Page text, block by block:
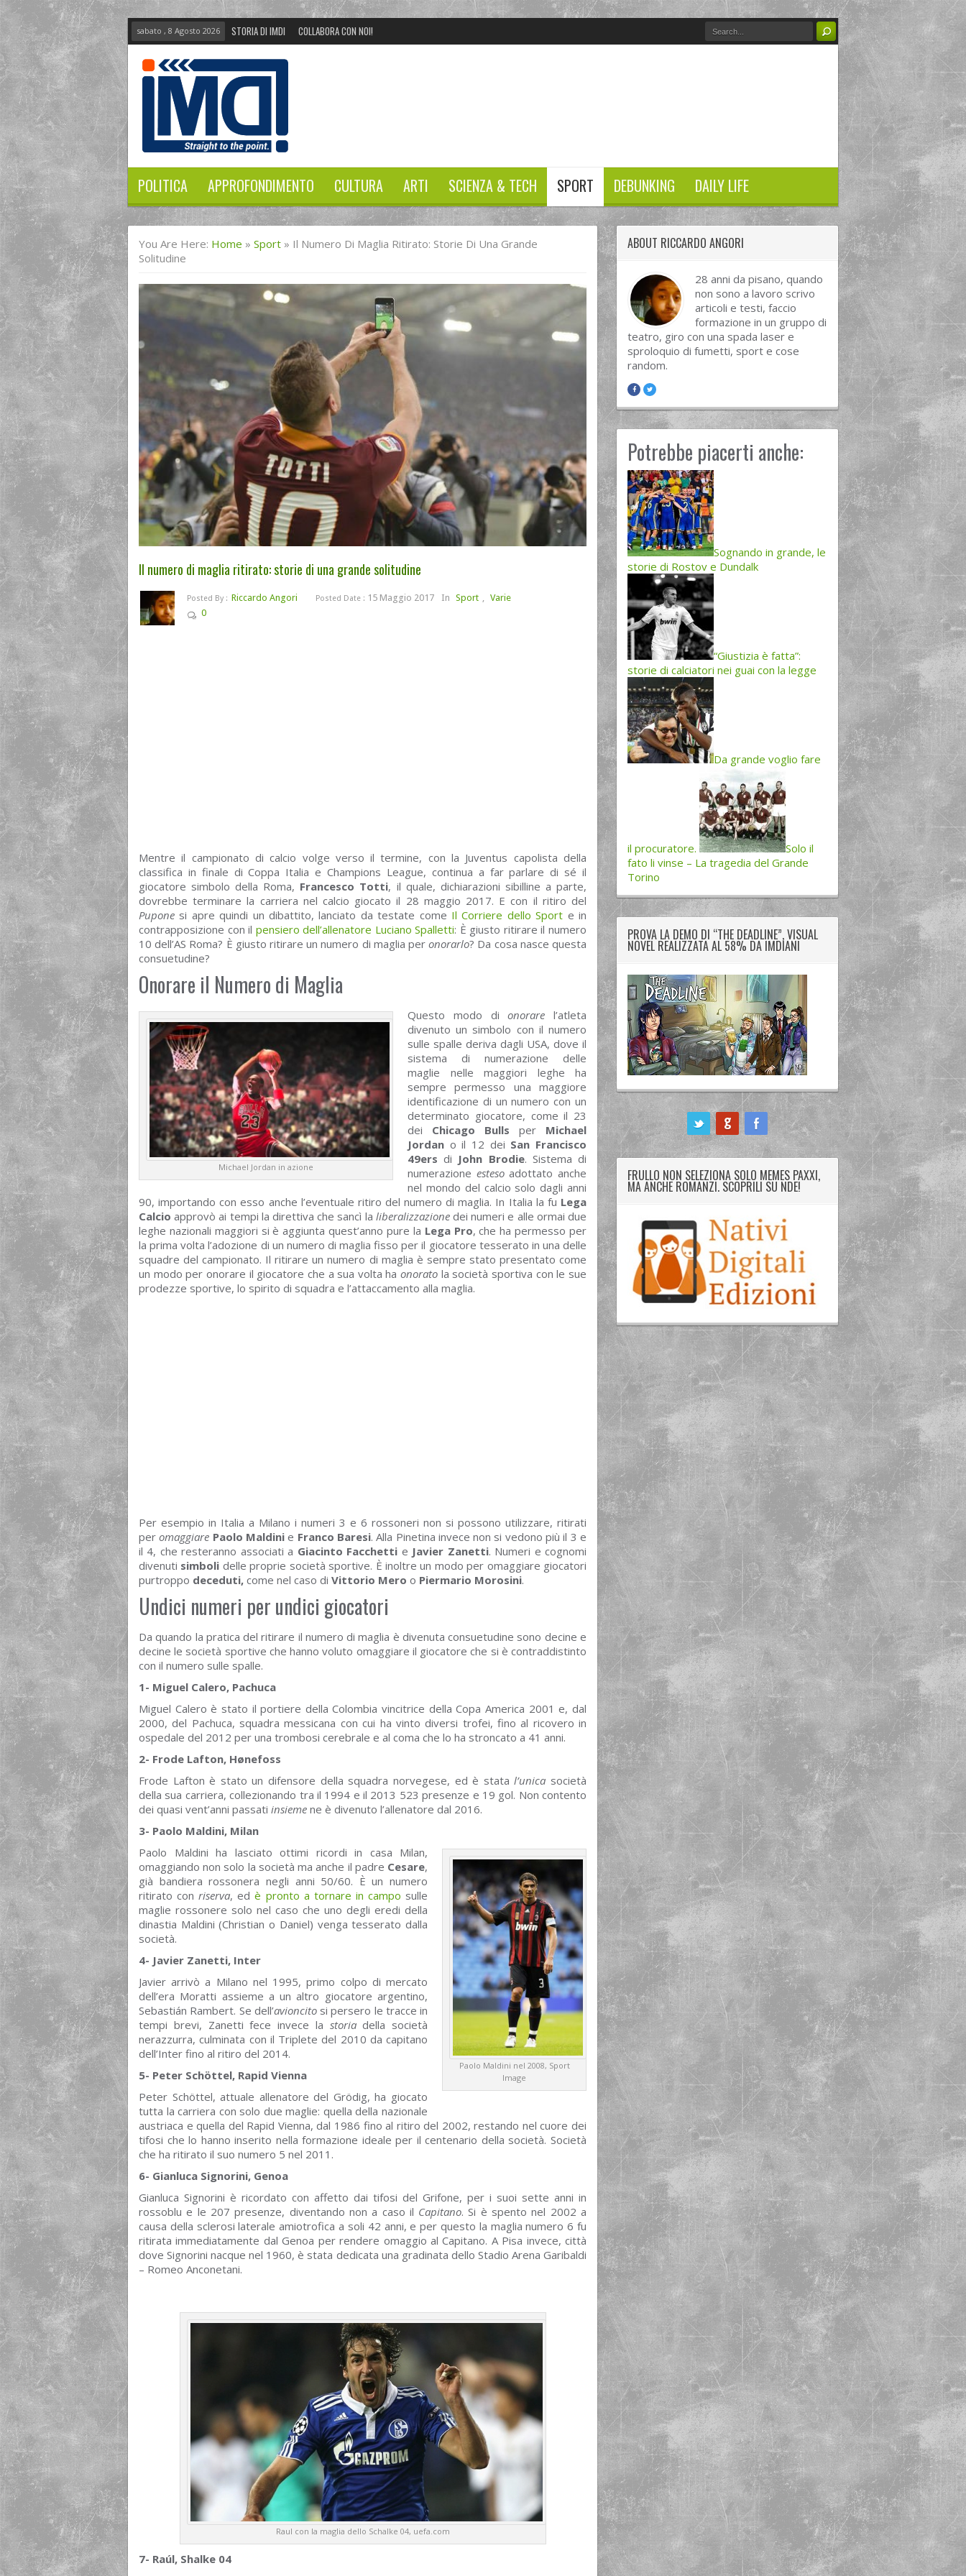
sabato , 8 Agosto 2026 STORIA DI IMDI COLLABORA CON NOI!
POLITICA APPROFONDIMENTO CULTURA ARTI SCIENZA & TECH SPORT DEBUNKING DAILY LIFE
You Are Here: Home » Sport » Il Numero Di Maglia Ritirato: Storie Di Una Grande
Solitudine
Il numero di maglia ritirato: storie di una grande solitudine
Posted By : Riccardo Angori Posted Date : 15 Maggio 2017 In Sport , Varie
0
Mentre il campionato di calcio volge verso il termine, con la Juventus capolista della
classifica in finale di Coppa Italia e Champions League, continua a far parlare di sé il
giocatore simbolo della Roma, Francesco Totti, il quale, dichiarazioni sibilline a parte,
dovrebbe terminare la carriera nel calcio giocato il 28 maggio 2017. E con il ritiro del
Pupone si apre quindi un dibattito, lanciato da testate come Il Corriere dello Sport e in
contrapposizione con il pensiero dell’allenatore Luciano Spalletti: È giusto ritirare il numero
10 dell’AS Roma? È giusto ritirare un numero di maglia peronorarlo? Da cosa nasce questa
consuetudine?
Onorare il Numero di Maglia
Michael Jordan in azione
Questo modo dionorare l’atleta
divenuto un simbolo con il numero
sulle spalle deriva dagli USA, dove il
sistema di numerazione delle
maglie nelle maggiori leghe ha
sempre permesso una maggiore
identificazione di un numero con un
determinato giocatore, come il 23
dei Chicago Bulls per Michael
Jordan o il 12 dei San Francisco
49ers di John Brodie. Sistema di
numerazione estesoadottato anche
nel mondo del calcio solo dagli anni
90, importando con esso anche l’eventuale ritiro del numero di maglia. In Italia la fu Lega
Calcio approvò ai tempi la direttiva che sancì la liberalizzazionedei numeri e alle ormai due
leghe nazionali maggiori si è aggiunta quest’anno pure la Lega Pro, che ha permesso per
la prima volta l’adozione di un numero di maglia fisso per il giocatore tesserato in una delle
squadre del campionato. Il ritirare un numero di maglia è sempre stato presentato come
un modo per onorare il giocatore che a sua volta haonorato la società sportiva con le sue
prodezze sportive, lo spirito di squadra e l’attaccamento alla maglia.
Per esempio in Italia a Milano i numeri 3 e 6 rossoneri non si possono utilizzare, ritirati
peromaggiare Paolo Maldinie Franco Baresi. Alla Pinetina invece non si vedono più il 3 e
il 4, che resteranno associati a Giacinto Facchetti e Javier Zanetti. Numeri e cognomi
divenuti simboli delle proprie società sportive. È inoltre un modo per omaggiare giocatori
purtroppo deceduti, come nel caso di Vittorio Mero o Piermario Morosini.
Undici numeri per undici giocatori
Da quando la pratica del ritirare il numero di maglia è divenuta consuetudine sono decine e
decine le società sportive che hanno voluto omaggiare il giocatore che si è contraddistinto
con il numero sulle spalle.
1- Miguel Calero, Pachuca
Miguel Calero è stato il portiere della Colombia vincitrice della Copa America 2001 e, dal
2000, del Pachuca, squadra messicana con cui ha vinto diversi trofei, fino al ricovero in
ospedale del 2012 per una trombosi cerebrale e al coma che lo ha stroncato a 41 anni.
2- Frode Lafton, Hønefoss
Frode Lafton è stato un difensore della squadra norvegese, ed è statal’unica società
della sua carriera, collezionando tra il 1994 e il 2013 523 presenze e 19 gol. Non contento
dei quasi vent’anni passati insieme ne è divenuto l’allenatore dal 2016.
3- Paolo Maldini, Milan
Paolo Maldini nel 2008, Sport
Image
Paolo Maldini ha lasciato ottimi ricordi in casa Milan,
omaggiando non solo la società ma anche il padre Cesare,
già bandiera rossonera negli anni 50/60. È un numero
ritirato conriserva, edè pronto a tornare in campo sulle
maglie rossonere solo nel caso che uno degli eredi della
dinastia Maldini (Christian o Daniel) venga tesserato dalla
società.
4- Javier Zanetti, Inter
Javier arrivò a Milano nel 1995, primo colpo di mercato
dell’era Moratti assieme a un altro giocatore argentino,
Sebastián Rambert. Se dell’avioncito si persero le tracce in
tempi brevi, Zanetti fece invece la storiadella società
nerazzurra, culminata con il Triplete del 2010 da capitano
dell’Inter fino al ritiro del 2014.
5- Peter Schöttel, Rapid Vienna
Peter Schöttel, attuale allenatore del Grödig, ha giocato
tutta la carriera con solo due maglie: quella della nazionale
austriaca e quella del Rapid Vienna, dal 1986 fino al ritiro del 2002, restando nel cuore dei
tifosi che lo hanno inserito nella formazione ideale per il centenario della società. Società
che ha ritirato il suo numero 5 nel 2011.
6- Gianluca Signorini, Genoa
Gianluca Signorini è ricordato con affetto dai tifosi del Grifone, per i suoi sette anni in
rossoblu e le 207 presenze, diventando non a caso il Capitano. Si è spento nel 2002 a
causa della sclerosi laterale amiotrofica a soli 42 anni, e per questo la maglia numero 6 fu
ritirata immediatamente dal Genoa per rendere omaggio al Capitano. A Pisa invece, città
dove Signorini nacque nel 1960, è stata dedicata una gradinata dello Stadio Arena Garibaldi
– Romeo Anconetani.
Raul con la maglia dello Schalke 04, uefa.com
7- Raúl, Shalke 04
ABOUT RICCARDO ANGORI
28 anni da pisano, quando
non sono a lavoro scrivo
articoli e testi, faccio
formazione in un gruppo di
teatro, giro con una spada laser e
sproloquio di fumetti, sport e cose
random.
Potrebbe piacerti anche:
Sognando in grande, le
storie di Rostov e Dundalk
“Giustizia è fatta”:
storie di calciatori nei guai con la legge
Da grande voglio fare
il procuratore.
Solo il
fato li vinse – La tragedia del Grande
Torino
PROVA LA DEMO DI “THE DEADLINE”, VISUAL
NOVEL REALIZZATA AL 58% DA IMDIANI
twittergoogleplusfacebook
FRULLO NON SELEZIONA SOLO MEMES PAXXI,
MA ANCHE ROMANZI. SCOPRILI SU NDE!